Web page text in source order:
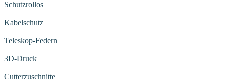
Schutzrollos
Kabelschutz
Teleskop-Federn
3D-Druck
Cutterzuschnitte